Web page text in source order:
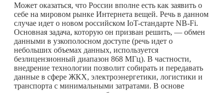
Может оказаться, что России вполне есть как заявить о
себе на мировом рынке Интернета вещей. Речь в данном
случае идет о новом российском IoT-стандарте NB-Fi.
Основная задача, которую он призван решить, — обмен
данными в узкополосном доступе (речь идет о
небольших объемах данных, используется
безлицензионный диапазон 868 МГц). В частности,
внедрение технологии позволит собирать и передавать
данные в сфере ЖКХ, электроэнергетики, логистики и
транспорта с минимальными затратами. В основе